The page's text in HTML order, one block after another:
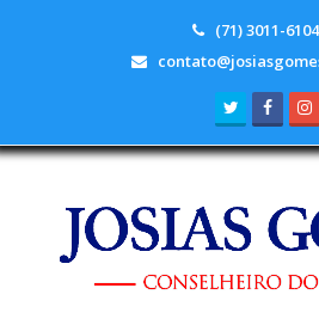
(71) 3011-6104
Twitter